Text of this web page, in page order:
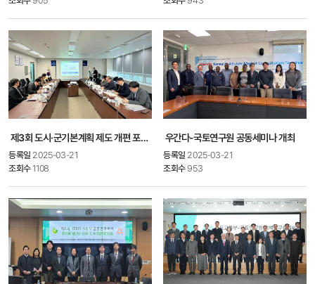
제3회 도시·군기본계획 제도 개편 포럼 개최
등록일 2025-03-21
조회수1108
우간다-국토연구원 공동세미나 개최
등록일 2025-03-21
조회수953